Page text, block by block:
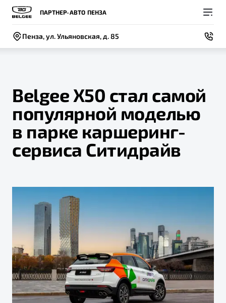
ПАРТНЕР-АВТО ПЕНЗА
Пенза, ул. Ульяновская, д. 85
Модели
Новый
X50+
Яркий кроссовер
от 2 219 990 ₽*
Покупателям
ВЫБОР И ПОКУПКА
Автомобили в наличии
Записаться на тест-драйв
ФИНАНСЫ И УСЛУГИ
Автокредит
Трейд-ин
Страхование
Расчет КАСКО
Владельцам
СЕРВИС
Записаться на сервис
Техническое обслуживание
Калькулятор ТО
ПОДДЕРЖКА
Гарантия Belgee
Belgee Линк
Belgee Клуб
О компании
СОБЫТИЯ
Новости
BELGEE В РОССИИ
О бренде
О дилерском центре
Правовая информация
Belgee Х50 стал самой
популярной моделью
в парке каршеринг-
сервиса Ситидрайв